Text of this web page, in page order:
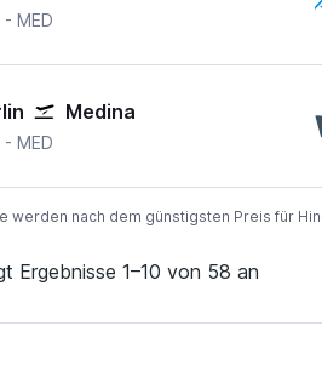
Berlin Brandenburg
- MED
Medina
Berlin Brandenburg
- MED
werden nach dem günstigsten Preis für
Ergebnisse 1–10 von 58 an